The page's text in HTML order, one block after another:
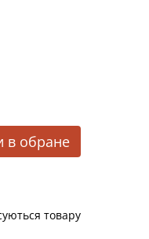
в обране
товару